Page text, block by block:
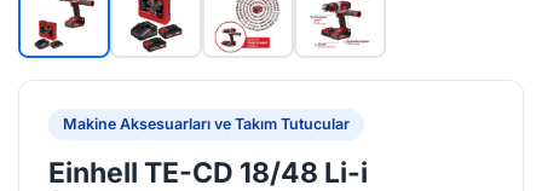
Makine Aksesuarları ve Takım Tutucular
Einhell TE-CD 18/48 Li-i